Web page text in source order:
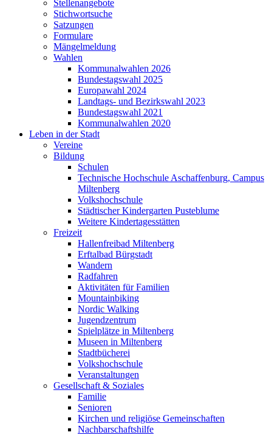
Stellenangebote
Stichwortsuche
Satzungen
Formulare
Mängelmeldung
Wahlen
Kommunalwahlen 2026
Bundestagswahl 2025
Europawahl 2024
Landtags- und Bezirkswahl 2023
Bundestagswahl 2021
Kommunalwahlen 2020
Leben in der Stadt
Vereine
Bildung
Schulen
Technische Hochschule Aschaffenburg, Campus
Miltenberg
Volkshochschule
Städtischer Kindergarten Pusteblume
Weitere Kindertagesstätten
Freizeit
Hallenfreibad Miltenberg
Erftalbad Bürgstadt
Wandern
Radfahren
Aktivitäten für Familien
Mountainbiking
Nordic Walking
Jugendzentrum
Spielplätze in Miltenberg
Museen in Miltenberg
Stadtbücherei
Volkshochschule
Veranstaltungen
Gesellschaft & Soziales
Familie
Senioren
Kirchen und religiöse Gemeinschaften
Nachbarschaftshilfe